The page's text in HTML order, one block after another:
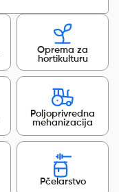
Oprema za
hortikulturu
Poljoprivredna
mehanizacija
Pčelarstvo